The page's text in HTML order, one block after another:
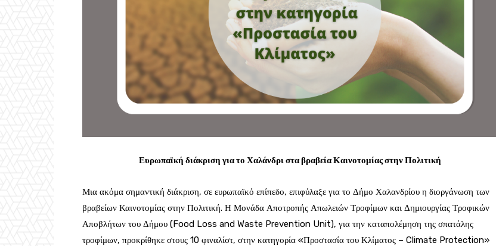
Ευρωπαϊκή διάκριση για το Χαλάνδρι στα βραβεία Καινοτομίας στην Πολιτική
Μια ακόμα σημαντική διάκριση, σε ευρωπαϊκό επίπεδο, επιφύλαξε για το Δήμο Χαλανδρίου η διοργάνωση των
βραβείων Καινοτομίας στην Πολιτική. Η Μονάδα Αποτροπής Απωλειών Τροφίμων και Δημιουργίας Τροφικών
Αποβλήτων του Δήμου (Food Loss and Waste Prevention Unit), για την καταπολέμηση της σπατάλης
τροφίμων, προκρίθηκε στους 10 φιναλίστ, στην κατηγορία «Προστασία του Κλίματος – Climate Protection»